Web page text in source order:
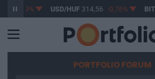
-0,49% USD/HUF314,56 -0,76%
PORTFOLIO FORUM